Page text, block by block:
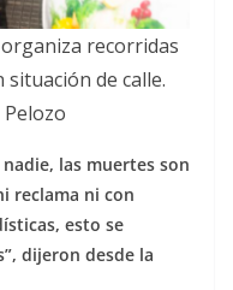
recorridas
de calle.
las muertes son
reclama ni con
esto se
dijeron desde la